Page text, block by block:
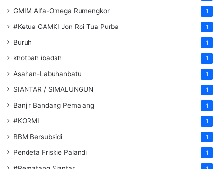
GMIM Alfa-Omega Rumengkor 1
#Ketua GAMKI Jon Roi Tua Purba 1
Buruh 1
khotbah ibadah 1
Asahan-Labuhanbatu 1
SIANTAR / SIMALUNGUN 1
Banjir Bandang Pemalang 1
#KORMI 1
BBM Bersubsidi 1
Pendeta Friskie Palandi 1